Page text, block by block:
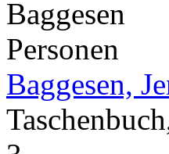
Baggesen
Personen
Baggesen,